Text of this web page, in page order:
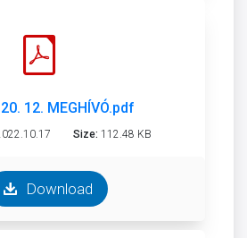
12. MEGHÍVÓ.pdf
Size: 112.48 KB
Download